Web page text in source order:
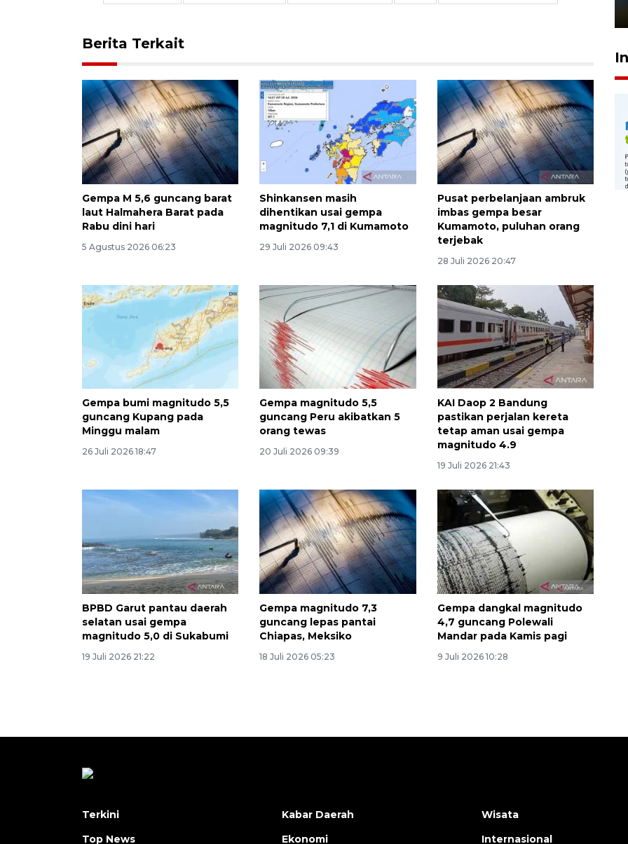
Berita Terkait
Gempa M 5,6 guncang barat
laut Halmahera Barat pada
Rabu dini hari
5 Agustus 2026 06:23
Shinkansen masih
dihentikan usai gempa
magnitudo 7,1 di Kumamoto
29 Juli 2026 09:43
Pusat perbelanjaan ambruk
imbas gempa besar
Kumamoto, puluhan orang
terjebak
28 Juli 2026 20:47
Gempa bumi magnitudo 5,5
guncang Kupang pada
Minggu malam
26 Juli 2026 18:47
Gempa magnitudo 5,5
guncang Peru akibatkan 5
orang tewas
20 Juli 2026 09:39
KAI Daop 2 Bandung
pastikan perjalan kereta
tetap aman usai gempa
magnitudo 4.9
19 Juli 2026 21:43
BPBD Garut pantau daerah
selatan usai gempa
magnitudo 5,0 di Sukabumi
19 Juli 2026 21:22
Gempa magnitudo 7,3
guncang lepas pantai
Chiapas, Meksiko
18 Juli 2026 05:23
Gempa dangkal magnitudo
4,7 guncang Polewali
Mandar pada Kamis pagi
9 Juli 2026 10:28
Memberantas kejahatan
jalanan Jakarta
2026-08-05 18:00:00
Terkini
Top News
Kabar Daerah
Ekonomi
Wisata
Internasional